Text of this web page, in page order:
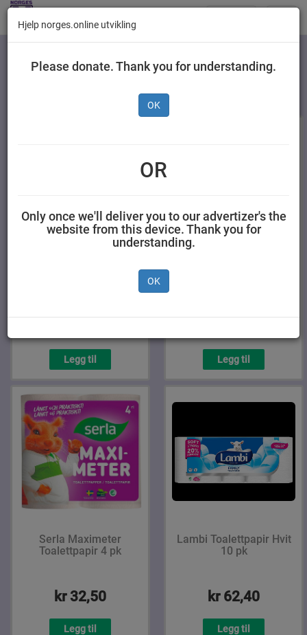
Kategorier
Legg til Legg til
Serla Maximeter
Toalettpapir 4 pk
kr 32,50
Legg til
Lambi Toalettpapir Hvit
10 pk
kr 62,40
Legg til
Hjelp norges.online utvikling
Please donate. Thank you for understanding.
OK
OR
Only once we'll deliver you to our advertizer's the
website from this device. Thank you for
understanding.
OK